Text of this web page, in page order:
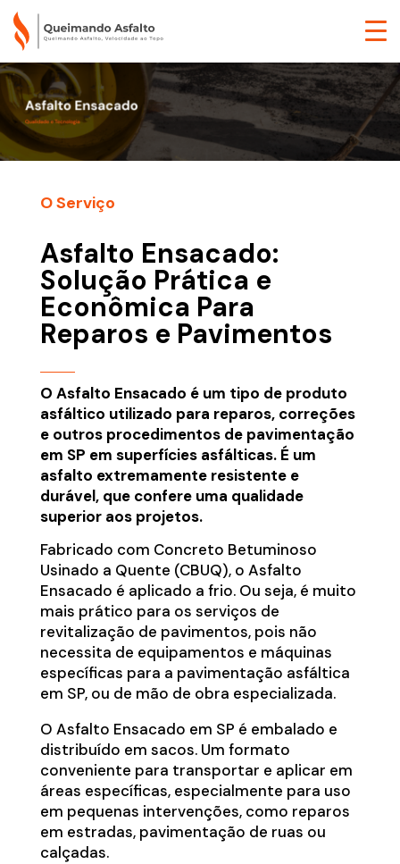
O Serviço
Asfalto Ensacado:
Solução Prática e
Econômica Para
Reparos e Pavimentos
O Asfalto Ensacado é um tipo de produto
asfáltico utilizado para reparos, correções
e outros procedimentos de pavimentação
em SP em superfícies asfálticas. É um
asfalto extremamente resistente e
durável, que confere uma qualidade
superior aos projetos.
Fabricado com Concreto Betuminoso
Usinado a Quente (CBUQ), o Asfalto
Ensacado é aplicado a frio. Ou seja, é muito
mais prático para os serviços de
revitalização de pavimentos, pois não
necessita de equipamentos e máquinas
específicas para a pavimentação asfáltica
em SP, ou de mão de obra especializada.
O Asfalto Ensacado em SP é embalado e
distribuído em sacos. Um formato
conveniente para transportar e aplicar em
áreas específicas, especialmente para uso
em pequenas intervenções, como reparos
em estradas, pavimentação de ruas ou
calçadas.